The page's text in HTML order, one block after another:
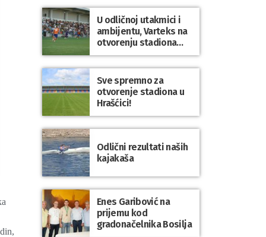
U odličnoj utakmici i
ambijentu, Varteks na
otvorenju stadiona
odigrao 1:1 s
Mariborom
Sve spremno za
otvorenje stadiona u
Hrašćici!
Odlični rezultati naših
kajakaša
Enes Garibović na
prijemu kod
gradonačelnika Bosilja